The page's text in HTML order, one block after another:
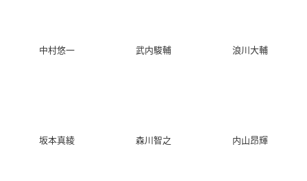
中村悠一 武内駿輔 浪川大輔
坂本真綾 森川智之 内山昂輝